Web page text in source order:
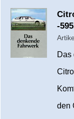
1
-
Das
den